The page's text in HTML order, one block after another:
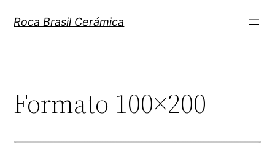
paraRoca Brasil Cerámica
Formato 100×200